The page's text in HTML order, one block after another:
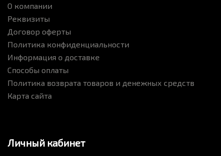
О компании
Реквизиты
Договор оферты
Политика конфиденциальности
Информация о доставке
Способы оплаты
Политика возврата товаров и денежных средств
Карта сайта
Личный кабинет